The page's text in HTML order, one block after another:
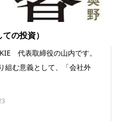
の投資）
代表取締役の山内です。
組む意義として、「会社外